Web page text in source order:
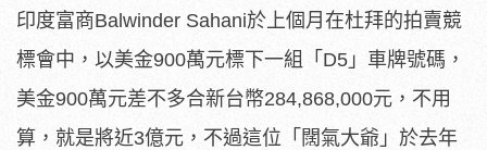
印度富商Balwinder Sahani於上個月在杜拜的拍賣競
標會中，以美金900萬元標下一組「D5」車牌號碼，
美金900萬元差不多合新台幣284,868,000元，不用
算，就是將近3億元，不過這位「闊氣大爺」於去年